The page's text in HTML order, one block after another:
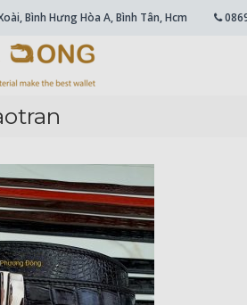
Bình Hưng Hòa A, Bình Tân, Hcm